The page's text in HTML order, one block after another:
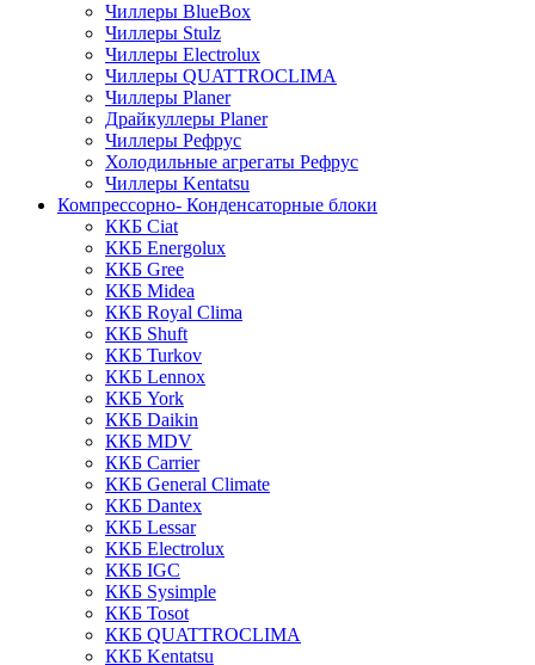
Чиллеры BlueBox
Чиллеры Stulz
Чиллеры Electrolux
Чиллеры QUATTROCLIMA
Чиллеры Planer
Драйкуллеры Planer
Чиллеры Рефрус
Холодильные агрегаты Рефрус
Чиллеры Kentatsu
Компрессорно- Конденсаторные блоки
ККБ Ciat
ККБ Energolux
ККБ Gree
ККБ Midea
ККБ Royal Clima
ККБ Shuft
ККБ Turkov
ККБ Lennox
ККБ York
ККБ Daikin
ККБ MDV
ККБ Carrier
ККБ General Climate
ККБ Dantex
ККБ Lessar
ККБ Electrolux
ККБ IGC
ККБ Sysimple
ККБ Tosot
ККБ QUATTROCLIMA
ККБ Kentatsu